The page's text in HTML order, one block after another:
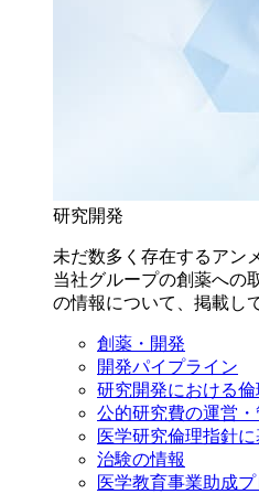
研究開発
未だ数多く存在するアン
当社グループの創薬への
の情報について、掲載し
創薬・開発
開発パイプライン
研究開発における倫
公的研究費の運営・
医学研究倫理指針
治験の情報
医学教育事業助成